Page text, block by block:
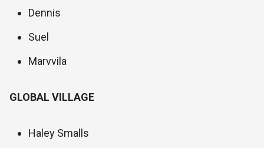
Dennis
Suel
Marvvila
GLOBAL VILLAGE
Haley Smalls